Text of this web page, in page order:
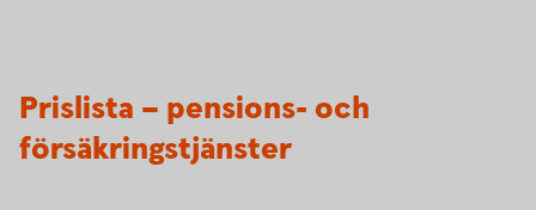
Prislista – pensions- och
försäkringstjänster